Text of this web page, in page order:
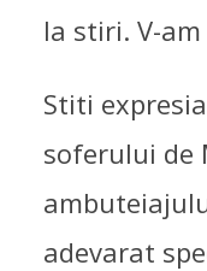
la stiri. V-
Stiti
soferului de
adevarat